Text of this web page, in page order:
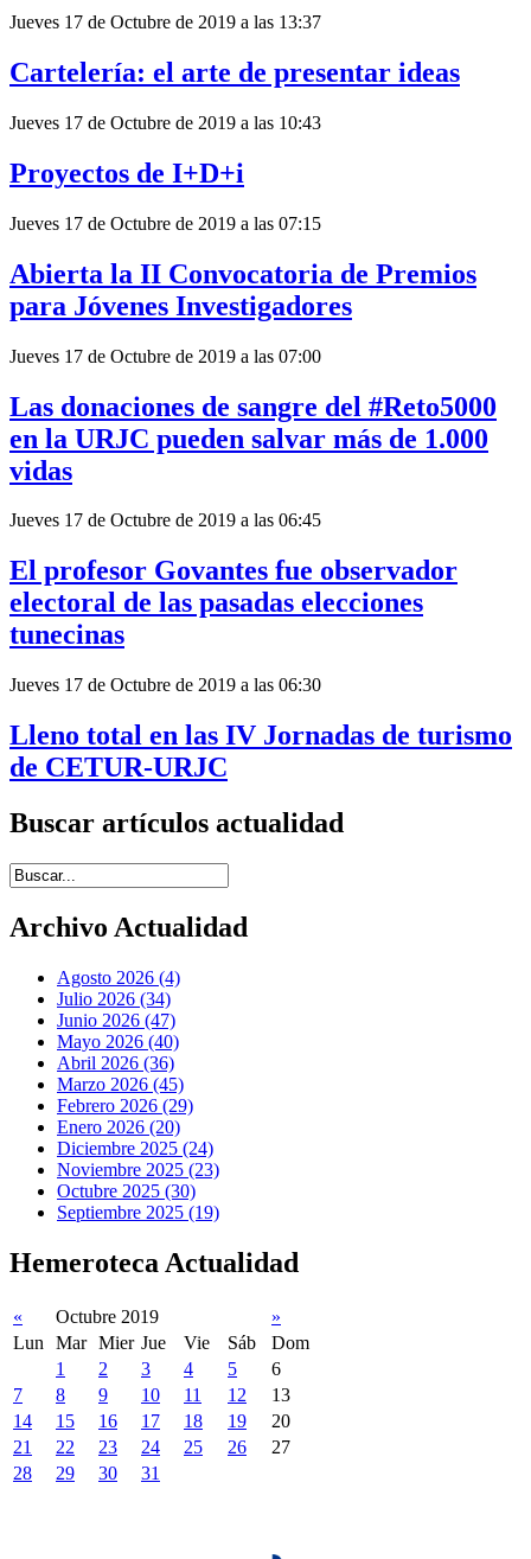
Jueves 17 de Octubre de 2019 a las 13:37
Cartelería: el arte de presentar ideas
Jueves 17 de Octubre de 2019 a las 10:43
Proyectos de I+D+i
Jueves 17 de Octubre de 2019 a las 07:15
Abierta la II Convocatoria de Premios
para Jóvenes Investigadores
Jueves 17 de Octubre de 2019 a las 07:00
Las donaciones de sangre del #Reto5000
en la URJC pueden salvar más de 1.000
vidas
Jueves 17 de Octubre de 2019 a las 06:45
El profesor Govantes fue observador
electoral de las pasadas elecciones
tunecinas
Jueves 17 de Octubre de 2019 a las 06:30
Lleno total en las IV Jornadas de turismo
de CETUR-URJC
Buscar artículos actualidad
Introduce términos de búsqueda
Archivo Actualidad
Agosto 2026 (4)
Julio 2026 (34)
Junio 2026 (47)
Mayo 2026 (40)
Abril 2026 (36)
Marzo 2026 (45)
Febrero 2026 (29)
Enero 2026 (20)
Diciembre 2025 (24)
Noviembre 2025 (23)
Octubre 2025 (30)
Septiembre 2025 (19)
Hemeroteca Actualidad
« Octubre 2019
»
Lun
Mar Mier Jue Vie Sáb
Dom
1
2 3 4 5
6
7
8 9 10 11 12
13
14
15 16 17 18 19
20
21
22 23 24 25 26
27
28
29 30 31